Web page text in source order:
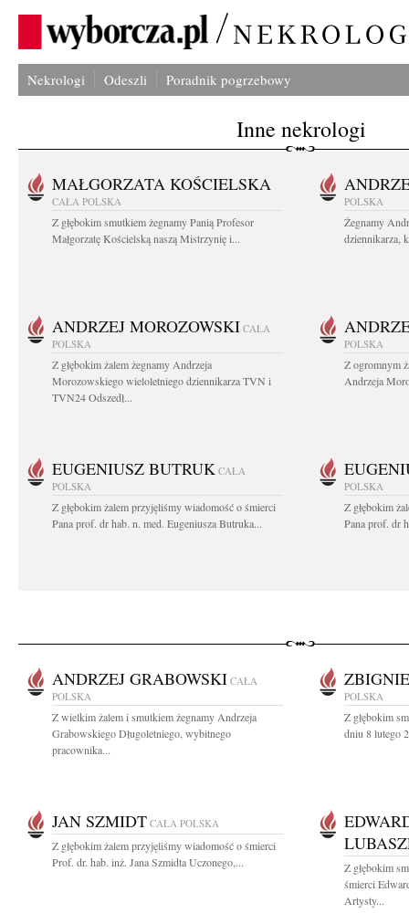
Nekrologi Odeszli Poradnik pogrzebowy
Inne nekrologi
MAŁGORZATA KOŚCIELSKA
CAŁA POLSKA
Z głębokim smutkiem żegnamy Panią Profesor
Małgorzatę Kościelską naszą Mistrzynię i...
POLSKA
Żegnamy
dziennikarza,
ANDRZEJ MOROZOWSKI CAŁA
POLSKA
Z głębokim żalem żegnamy Andrzeja
Morozowskiego wieloletniego dziennikarza TVN i
TVN24 Odszedł...
POLSKA
Z ogromnym
Andrzeja
EUGENIUSZ BUTRUK CAŁA
POLSKA
Z głębokim żalem przyjęliśmy wiadomość o śmierci
Pana prof. dr hab. n. med. Eugeniusza Butruka...
POLSKA
Z głębokim
Pana prof. dr
ANDRZEJ GRABOWSKI CAŁA
POLSKA
Z wielkim żalem i smutkiem żegnamy Andrzeja
Grabowskiego Długoletniego, wybitnego
pracownika...
POLSKA
Z głębokim
dniu 8 lutego
JAN SZMIDT CAŁA POLSKA
Z głębokim żalem przyjęliśmy wiadomość o śmierci
Prof. dr. hab. inż. Jana Szmidta Uczonego,...
Z głębokim
śmierci
Artysty...